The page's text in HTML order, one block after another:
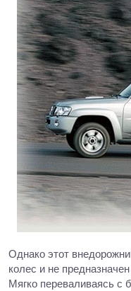
Однако этот
колес и не
Мягко переваливаясь с